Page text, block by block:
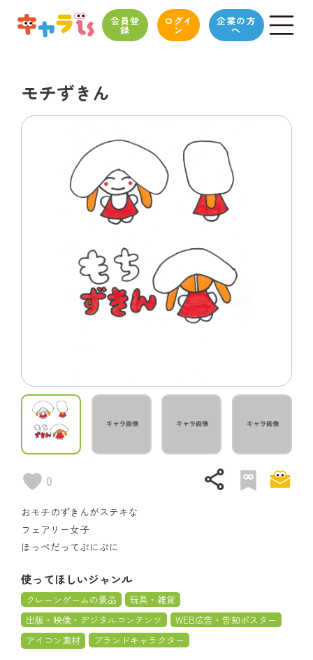
会員登
録
ログイ
ン
企業の方
へ
モチずきん
0 share
おモチのずきんがステキな
フェアリー女子
ほっぺだってぷにぷに
使ってほしいジャンル
クレーンゲームの景品
玩具・雑貨
出版・映像・デジタルコンテンツ
WEB広告・告知ポスター
アイコン素材
ブランドキャラクター